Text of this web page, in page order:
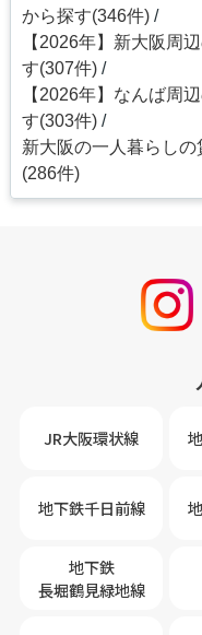
から探す(346件)
【2026年】新大阪周
す(307件)
【2026年】なんば周
す(303件)
新大阪の一人暮らし
(286件)
JR大阪環状線
地下鉄千日前線
地下鉄
長堀鶴見緑地線